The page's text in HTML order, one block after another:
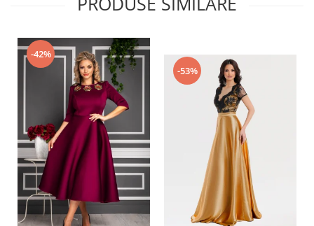
-42%
-53%